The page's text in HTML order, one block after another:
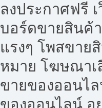
ลงประกาศฟรี
บอร์ดขายสินค้
แรงๆ โพสขาย
หมาย โฆษณาเ
ขายของออนไ
ของออนไลน์ อ